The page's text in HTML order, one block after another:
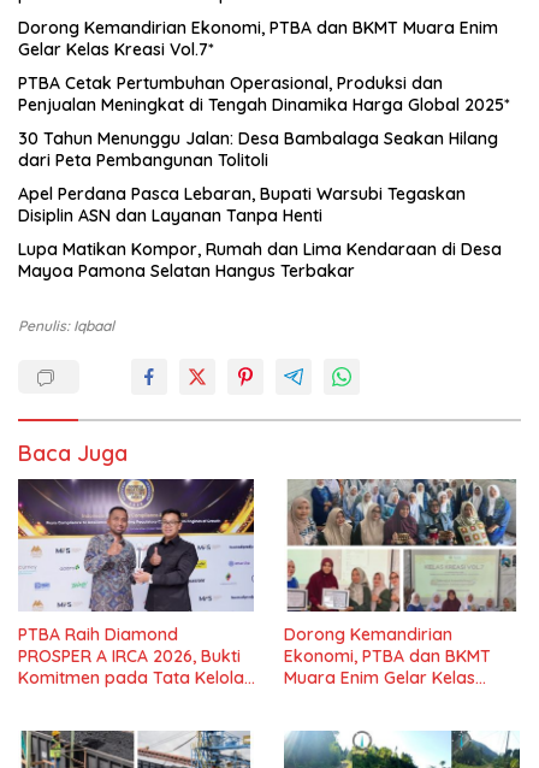
Dorong Kemandirian Ekonomi, PTBA dan BKMT Muara Enim
Gelar Kelas Kreasi Vol.7*
PTBA Cetak Pertumbuhan Operasional, Produksi dan
Penjualan Meningkat di Tengah Dinamika Harga Global 2025*
30 Tahun Menunggu Jalan: Desa Bambalaga Seakan Hilang
dari Peta Pembangunan Tolitoli
Apel Perdana Pasca Lebaran, Bupati Warsubi Tegaskan
Disiplin ASN dan Layanan Tanpa Henti
Lupa Matikan Kompor, Rumah dan Lima Kendaraan di Desa
Mayoa Pamona Selatan Hangus Terbakar
Penulis: Iqbaal
Baca Juga
PTBA Raih Diamond
PROSPER A IRCA 2026, Bukti
Komitmen pada Tata Kelola
Dorong Kemandirian
Ekonomi, PTBA dan BKMT
Muara Enim Gelar Kelas